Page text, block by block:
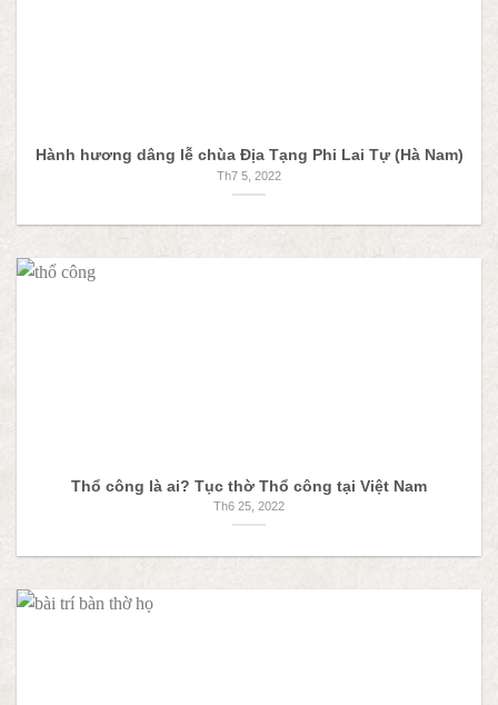
Hành hương dâng lễ chùa Địa Tạng Phi Lai Tự (Hà Nam)
Th7 5, 2022
Thổ công là ai? Tục thờ Thổ công tại Việt Nam
Th6 25, 2022